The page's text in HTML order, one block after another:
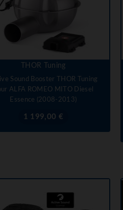
THOR Tuning
Sound Booster THOR Tuning
ALFA ROMEO MITO Diesel
Essence (2008-2013)
Prix1 199,00 €